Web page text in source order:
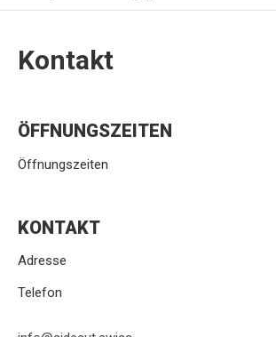
Kontakt
ÖFFNUNGSZEITEN
Öffnungszeiten
KONTAKT
Adresse
Telefon